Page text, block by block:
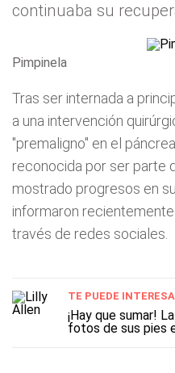
continuaba su
Pimpinela
Tras ser internada a
a una intervención
"premaligno" en el
reconocida por ser parte
mostrado progresos en
informaron
través de redes sociales.
TE PUEDE
¡Hay que sumar!
fotos de sus pies